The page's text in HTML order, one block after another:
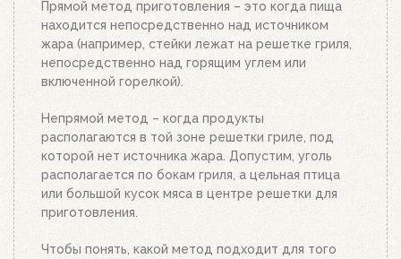
поставьте заполненный углем или брикетами
стартер. Больше ничего делать не нужно.
Топливо разгорится полностью за 20-30 минут, в
зависимости от количества угля или брикетов.
Когда верхний уголь станет красным, а слой
брикетов покроется белым пеплом, высыпьте
уголь из стартера на решетку для угля. Жар
будет просто отличным!
Прямой метод приготовления – это когда пища
находится непосредственно над источником
жара (например, стейки лежат на решетке гриля,
непосредственно над горящим углем или
включенной горелкой).
Непрямой метод – когда продукты
располагаются в той зоне решетки гриле, под
которой нет источника жара. Допустим, уголь
располагается по бокам гриля, а цельная птица
или большой кусок мяса в центре решетки для
приготовления.
Чтобы понять, какой метод подходит для того